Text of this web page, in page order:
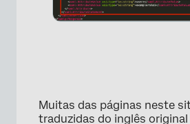
Muitas das páginas neste
traduzidas do inglês